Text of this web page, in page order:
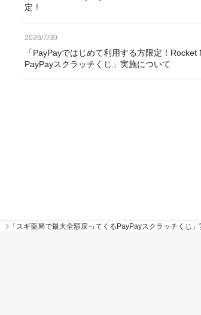
定！
2026/7/30
「PayPayではじめて利用する方限定！
PayPayスクラッチくじ」実施について
「スギ薬局で最大全額戻ってくるPayPayスクラッチくじ